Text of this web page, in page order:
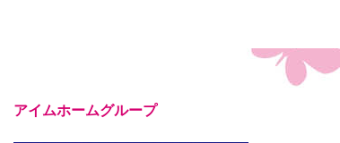
アイムホームグループ